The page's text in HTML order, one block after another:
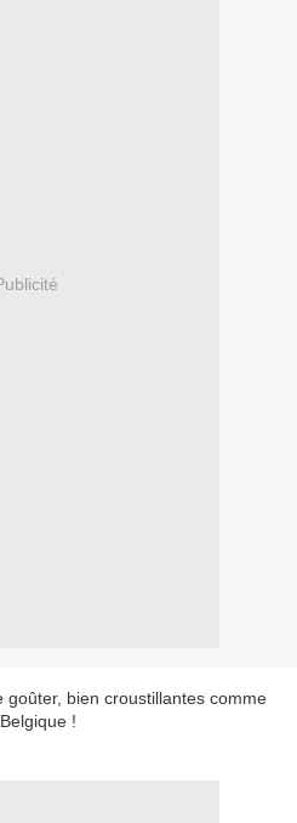
goûter, bien croustillantes comme
!